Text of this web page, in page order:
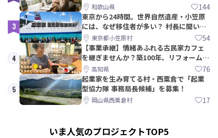
和歌山県 144
3
東京から24時間。世界自然遺産・小笠原
には、なぜ移住者が多い？ 村長に聞いて
みた東京都小笠原村 54
4
【事業承継】情緒あふれる古民家カフェ
を継ぎませんか？築100年、リフォームか
ら約10年！
高知県 76
5
起業家を生み育てる村・西粟倉で「起業
型協力隊 事務局長候補」を募集！
岡山県西粟倉村 17
いま人気のプロジェクトTOP5